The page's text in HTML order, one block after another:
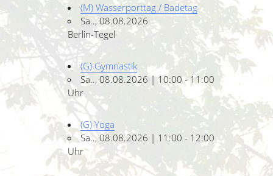
(M) Wasserporttag / Badetag
Sa.., 08.08.2026
Berlin-Tegel
(G) Gymnastik
Sa.., 08.08.2026 | 10:00 - 11:00
Uhr
(G) Yoga
Sa.., 08.08.2026 | 11:00 - 12:00
Uhr